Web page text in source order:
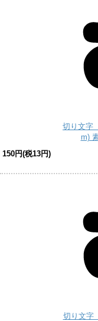
切り文字
m)
150円(税13円)
切り文字